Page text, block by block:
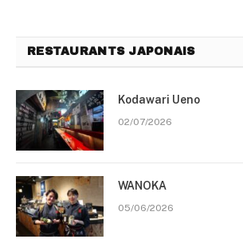
RESTAURANTS JAPONAIS
Kodawari Ueno
02/07/2026
WANOKA
05/06/2026